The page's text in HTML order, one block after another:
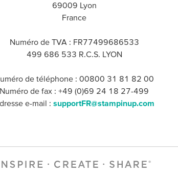
69009 Lyon
France
Numéro de TVA : FR77499686533
499 686 533 R.C.S. LYON
de téléphone : 00800 31 81 82 00
Numéro de fax : +49 (0)69 24 18 27-499
e-mail : supportFR@stampinup.com